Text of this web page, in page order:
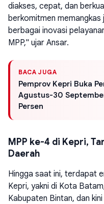
diakses, cepat, dan
berkomitmen
berbagai inovasi
MPP," ujar Ansar.
BACA JUGA
Pemprov Kepri Buka
Agustus-30
Persen
MPP ke-4 di Kepri,
Daerah
Hingga saat ini, terdapat
Kepri, yakni di Kota
Kabupaten Bintan, dan